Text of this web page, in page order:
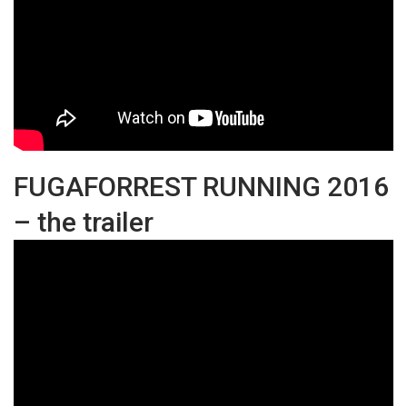
FUGAFORREST RUNNING 2016
– the trailer